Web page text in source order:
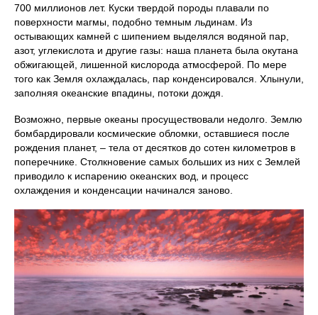
700 миллионов лет. Куски твердой породы плавали по
поверхности магмы, подобно темным льдинам. Из
остывающих камней с шипением выделялся водяной пар,
азот, углекислота и другие газы: наша планета была окутана
обжигающей, лишенной кислорода атмосферой. По мере
того как Земля охлаждалась, пар конденсировался. Хлынули,
заполняя океанские впадины, потоки дождя.
Возможно, первые океаны просуществовали недолго. Землю
бомбардировали космические обломки, оставшиеся после
рождения планет, – тела от десятков до сотен километров в
поперечнике. Столкновение самых больших из них с Землей
приводило к испарению океанских вод, и процесс
охлаждения и конденсации начинался заново.